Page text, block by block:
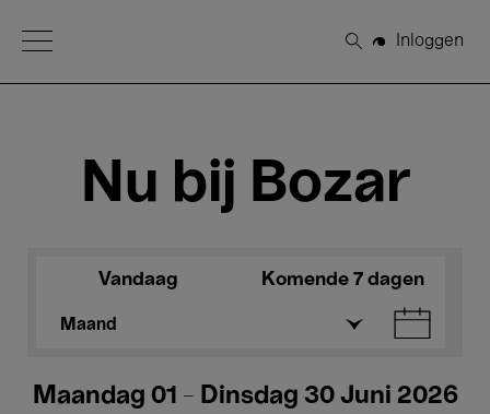
Open Menu
Zoeken
Inloggen
Nu bij Bozar
Vandaag Komende 7 dagen
Maand
Maandag 01 - Dinsdag 30 Juni 2026